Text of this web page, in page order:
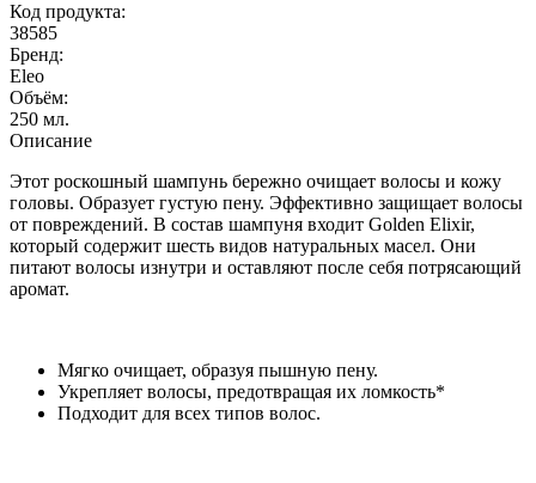
Код продукта:
38585
Бренд:
Eleo
Объём:
250 мл.
Описание
Этот роскошный шампунь бережно очищает волосы и кожу
головы. Образует густую пену. Эффективно защищает волосы
от повреждений. В состав шампуня входит Golden Elixir,
который содержит шесть видов натуральных масел. Они
питают волосы изнутри и оставляют после себя потрясающий
аромат.
Мягко очищает, образуя пышную пену.
Укрепляет волосы, предотвращая их ломкость*
Подходит для всех типов волос.